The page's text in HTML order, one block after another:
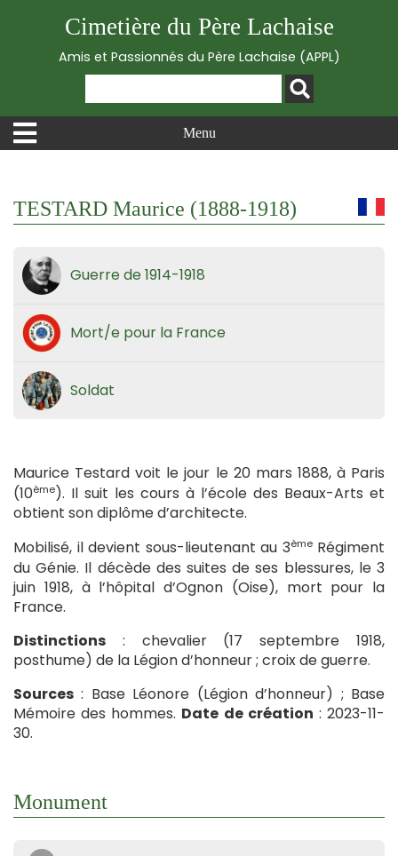
Cimetière du Père Lachaise
Amis et Passionnés du Père Lachaise (APPL)
Menu
TESTARD Maurice (1888-1918)
Guerre de 1914-1918
Mort/e pour la France
Soldat
Maurice Testard voit le jour le 20 mars 1888, à Paris
(10ème). Il suit les cours à l’école des Beaux-Arts et
obtient son diplôme d’architecte.
Mobilisé, il devient sous-lieutenant au 3èmeRégiment
du Génie. Il décède des suites de ses blessures, le 3
juin 1918, à l’hôpital d’Ognon (Oise), mort pour la
France.
Distinctions : chevalier (17 septembre 1918,
posthume) de la Légion d’honneur ; croix de guerre.
Sources : Base Léonore (Légion d’honneur) ; Base
Mémoire des hommes. Date de création : 2023-11-
30.
Monument